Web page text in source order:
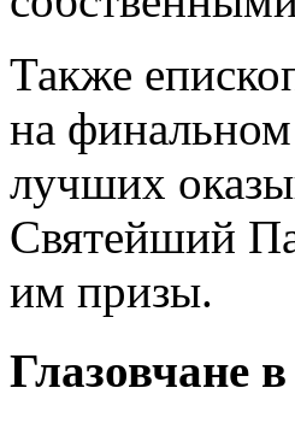
Также
на финальном
лучших
Святейший
им призы.
Глазовчане